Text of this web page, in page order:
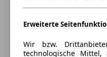
Erweiterte
Wir bzw.
technologische